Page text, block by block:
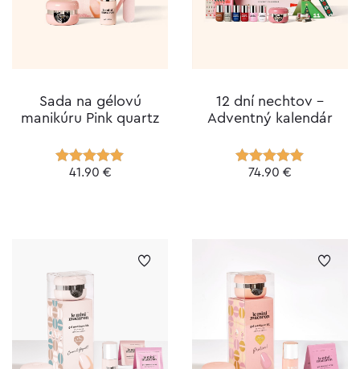
Sada na gélovú
manikúru Pink quartz
Hodnotenie
41.90 €
12 dní nechtov –
Adventný kalendár
Hodnotenie
74.90 €